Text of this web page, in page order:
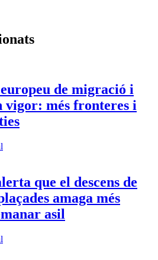
de migració i
vigor: més fronteres i
que el descens de
amaga més
asil